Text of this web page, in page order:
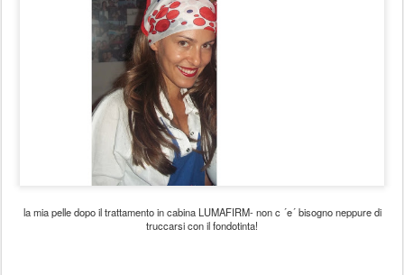
la mia pelle dopo il trattamento in cabina LUMAFIRM- non c ´e´ bisogno neppure di
truccarsi con il fondotinta!